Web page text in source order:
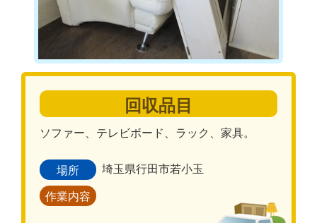
回収品目
ソファー、テレビボード、ラック、家具。
場所 埼玉県行田市若小玉
作業内容